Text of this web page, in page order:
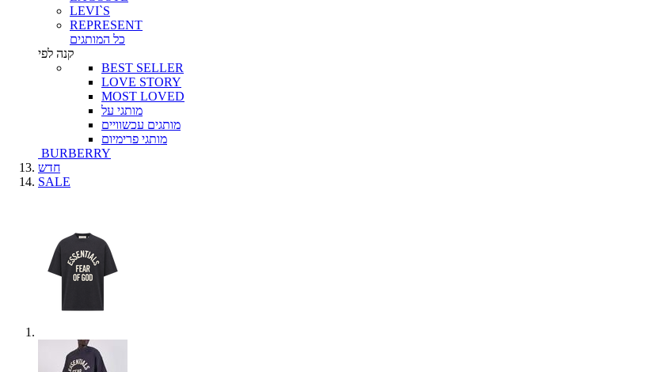
LEVI`S
REPRESENT
כל המותגים
קנה לפי
BEST SELLER
LOVE STORY
MOST LOVED
מותגי על
מותגים עכשוויים
מותגי פרימיום
BURBERRY
חדש
SALE